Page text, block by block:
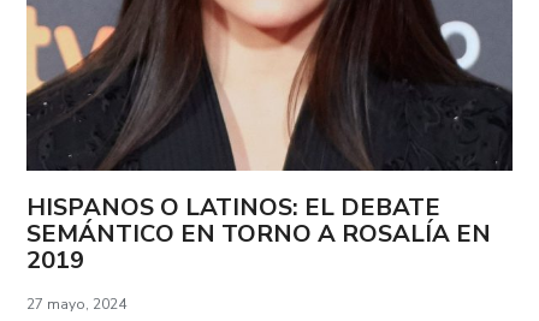
HISPANOS O LATINOS: EL DEBATE
SEMÁNTICO EN TORNO A ROSALÍA EN
2019
27 mayo, 2024